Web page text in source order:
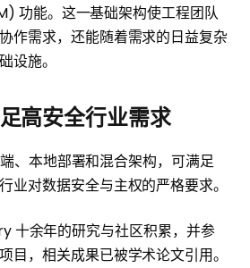
功能。这一基础架构使工程团队
作需求，还能随着需求的日益复杂
设施。
高安全行业需求
、本地部署和混合架构，可满足
业对数据安全与主权的严格要求。
十余年的研究与社区积累，并参
目，相关成果已被学术论文引用。